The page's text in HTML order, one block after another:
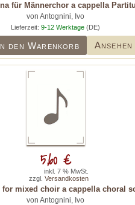
für Männerchor a cappella
von Antognini, Ivo
Lieferzeit: 9-12 Werktage(DE)
den Warenkorb Ansehen
for mixed choir a cappella choral
von Antognini, Ivo
5,60 €
inkl. 7 % MwSt.
zzgl. Versandkosten